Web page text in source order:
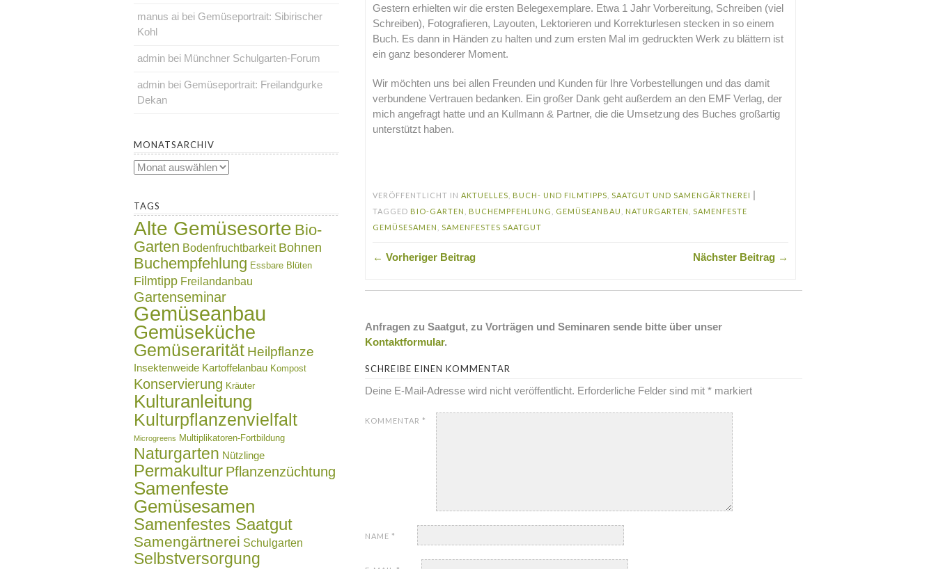
Gestern erhielten wir die ersten Belegexemplare. Etwa 1 Jahr Vorbereitung, Schreiben (viel
Schreiben), Fotografieren, Layouten, Lektorieren und Korrekturlesen stecken in so einem
Buch. Es dann in Händen zu halten und zum ersten Mal im gedruckten Werk zu blättern ist
ein ganz besonderer Moment.
Wir möchten uns bei allen Freunden und Kunden für Ihre Vorbestellungen und das damit
verbundene Vertrauen bedanken. Ein großer Dank geht außerdem an den EMF Verlag, der
mich angefragt hatte und an Kullmann & Partner, die die Umsetzung des Buches großartig
unterstützt haben.
VERÖFFENTLICHT IN AKTUELLES BUCH- UND FILMTIPPS ,SAATGUT UND SAMENGÄRTNEREI |
TAGGED BIO-GARTEN BUCHEMPFEHLUNG GEMÜSEANBAU NATURGARTEN ,SAMENFESTE
GEMÜSESAMEN
,SAMENFESTES SAATGUT
← Vorheriger Beitrag Nächster Beitrag →
Anfragen zu Saatgut, zu Vorträgen und Seminaren sende bitte über unser
Kontaktformular.
SCHREIBE EINEN KOMMENTAR
Deine E-Mail-Adresse wird nicht veröffentlicht. Erforderliche Felder sind mit* markiert
KOMMENTAR *
NAME *
manus ai bei Gemüseportrait: Sibirischer
Kohl
admin bei Münchner Schulgarten-Forum
admin bei Gemüseportrait: Freilandgurke
Dekan
MONATSARCHIV
Monatsarchiv
TAGS
Alte Gemüsesorte Bio-
Garten Bodenfruchtbarkeit Bohnen
Buchempfehlung Essbare Blüten
Filmtipp Freilandanbau
Gartenseminar
Gemüseanbau
Gemüseküche
Gemüserarität Heilpflanze
Insektenweide Kartoffelanbau Kompost
Konservierung Kräuter
Kulturanleitung
Kulturpflanzenvielfalt
Microgreens Multiplikatoren-Fortbildung
Naturgarten Nützlinge
Permakultur Pflanzenzüchtung
Samenfeste
Gemüsesamen
Samenfestes Saatgut
Samengärtnerei Schulgarten
Selbstversorgung